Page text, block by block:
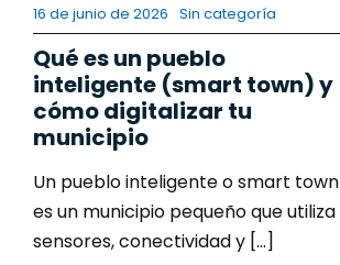
16 de junio de 2026 Sin categoría
Qué es un pueblo
inteligente (smart town) y
cómo digitalizar tu
municipio
Un pueblo inteligente o smart town
es un municipio pequeño que utiliza
sensores, conectividad y [...]